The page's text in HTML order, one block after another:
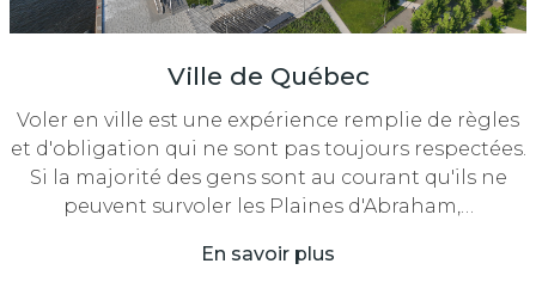
Ville de Québec
Voler en ville est une expérience remplie de règles
et d'obligation qui ne sont pas toujours respectées.
Si la majorité des gens sont au courant qu'ils ne
peuvent survoler les Plaines d'Abraham,…
En savoir plus